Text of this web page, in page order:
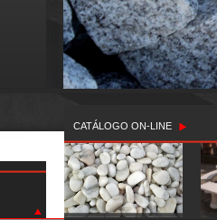
CATÁLOGO ON-LINE